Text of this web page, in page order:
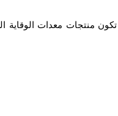
منتجات معدات الوقاية